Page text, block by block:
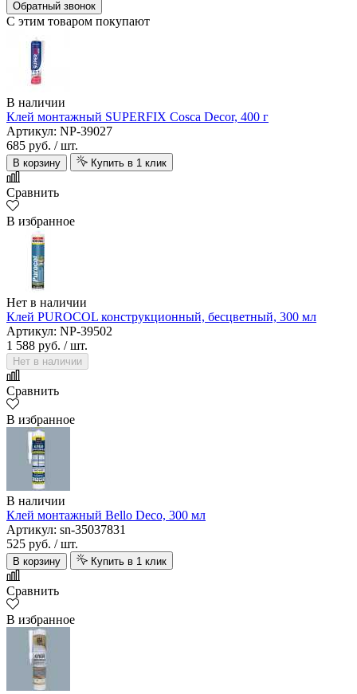
Обратный звонок
С этим товаром покупают
В наличии
Клей монтажный SUPERFIX Cosca Decor, 400 г
Артикул: NP-39027
685 руб. / шт.
В корзину Купить в 1 клик
Сравнить
В избранное
Нет в наличии
Клей PUROCOL конструкционный, бесцветный, 300 мл
Артикул: NP-39502
1 588 руб. / шт.
Нет в наличии
Сравнить
В избранное
В наличии
Клей монтажный Bello Deco, 300 мл
Артикул: sn-35037831
525 руб. / шт.
В корзину Купить в 1 клик
Сравнить
В избранное